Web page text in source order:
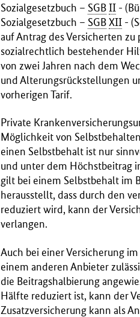
Sozialgesetzbuch – SGB II-
Sozialgesetzbuch – SGB XII-
auf Antrag des Versicherten
sozialrechtlich bestehender
von zwei Jahren nach dem
und Alterungsrückstellungen
vorherigen Tarif.
Private
Möglichkeit von
einen Selbstbehalt ist nur
und unter dem Höchstbeitrag
gilt bei einem Selbstbehalt im
herausstellt, dass durch den
reduziert wird, kann der
verlangen.
Auch bei einer Versicherung
einem anderen Anbieter
die Beitragshalbierung
Hälfte reduziert ist, kann der
Zusatzversicherung kann als